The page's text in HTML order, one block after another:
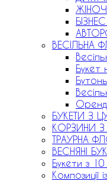
ВЕСІЛЬНА
Букет
БУКЕТИ З
КОРЗИНИ З
ТРАУРНА
ВЕСНЯНІ
Букети з
Композиції із